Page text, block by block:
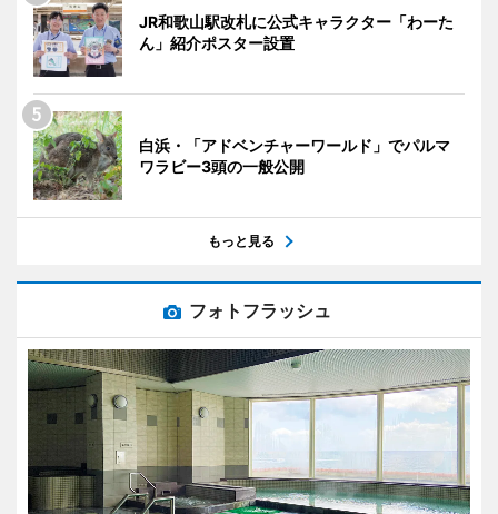
JR和歌山駅改札に公式キャラクター「わーた
ん」紹介ポスター設置
白浜・「アドベンチャーワールド」でパルマ
ワラビー3頭の一般公開
もっと見る
フォトフラッシュ